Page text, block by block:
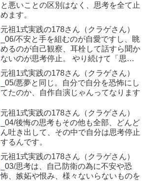
と悪いことの区別はなく、思考を全て止
めます。
元祖1式実践の178さん（クラゲさん）
_06/不安と手を組むのが自愛ですし、眺
めるのが自己観察、耳栓して話すら聞か
ないのが思考停止。 やり続けて「思考
は私では無い」それだけ確認してくださ
い。
元祖1式実践の178さん（クラゲさん）
_05/悪夢と同じ。自分で自分を恐怖にし
てたのか、自作自演じゃんってなります
元祖1式実践の178さん（クラゲさん）
_04/後悔の思考もその他も全部、どんど
ん吐き出して、その中で自分は思考停止
するんです。
元祖1式実践の178さん（クラゲさん）
_03/思考は、自己防衛の為に不安や恐
怖、嫉妬や恨み、様々ないらないものを